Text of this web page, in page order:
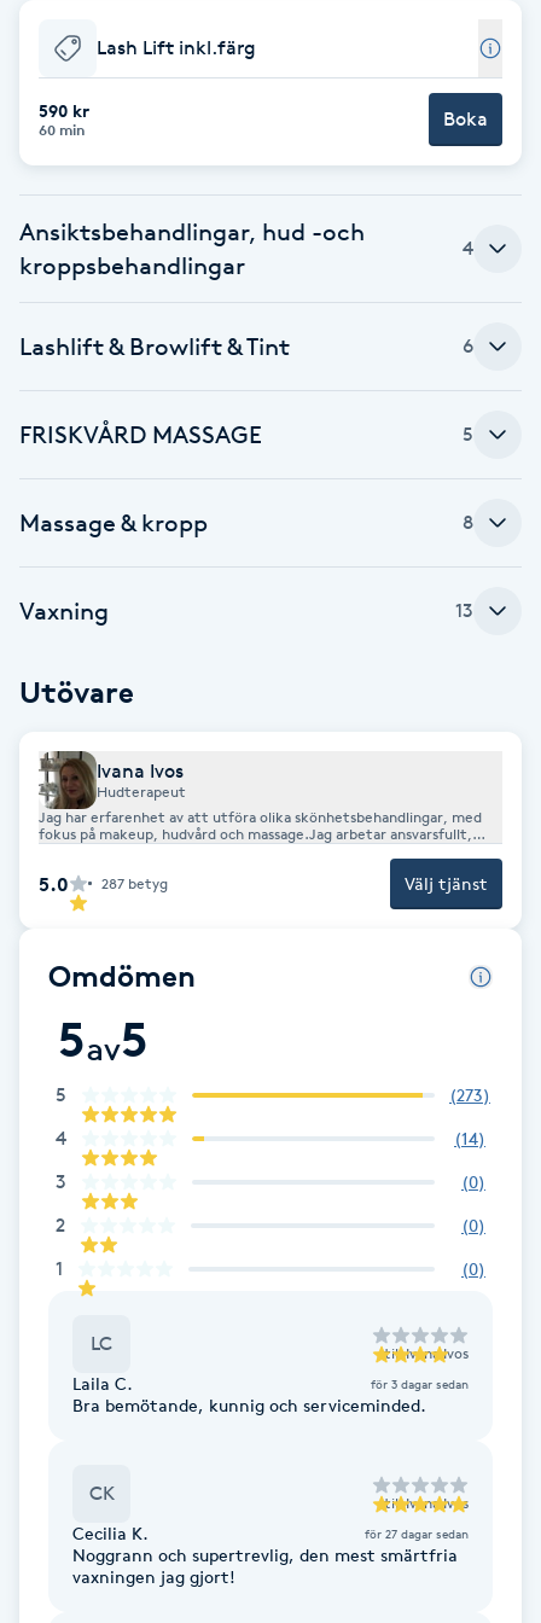
Babylights
Balayage
Barber
Blowout
Bottenfärg
Bröllopsuppsättning
Celluliter
Color correction
Cryoterapi
Damklippning
Dermapen
Enzympeeling
Extensions
Extensions borttagning
Lash Lift inkl.färg
590 kr
60 min Boka
Ansiktsbehandlingar, hud -och
kroppsbehandlingar
4
Lashlift & Browlift & Tint 6
FRISKVÅRD MASSAGE 5
Massage & kropp 8
Vaxning 13
Utövare
Ivana Ivos
Hudterapeut
Jag har erfarenhet av att utföra olika skönhetsbehandlingar, med
fokus på makeup, hudvård och massage.Jag arbetar ansvarsfullt,
målet att ge kunderna en trevlig och professionell upplevelse i
salongen.
5.0 287 betyg Välj tjänst
Omdömen
5av5
5 (273)
4 (14)
3 (0)
2 (0)
1 (0)
LC till Ivana Ivos
Laila C. för 3 dagar sedan
Bra bemötande, kunnig och serviceminded.
CK till Ivana Ivos
Cecilia K. för 27 dagar sedan
Noggrann och supertrevlig, den mest smärtfria
vaxningen jag gjort!